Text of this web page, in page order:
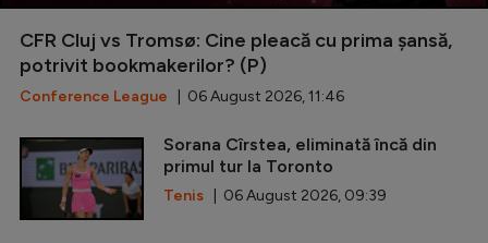
CFR Cluj vs Tromsø: Cine pleacă cu prima șansă,
potrivit bookmakerilor? (P)
Conference League | 06 August 2026, 11:46
Sorana Cîrstea, eliminată încă din
primul tur la Toronto
Tenis | 06 August 2026, 09:39